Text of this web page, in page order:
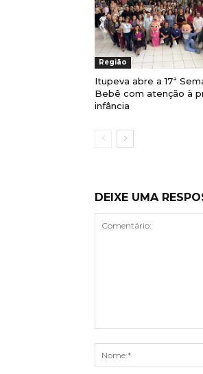
Região
Itupeva abre a 17ª
Bebê com atenção à
infância
DEIXE UMA